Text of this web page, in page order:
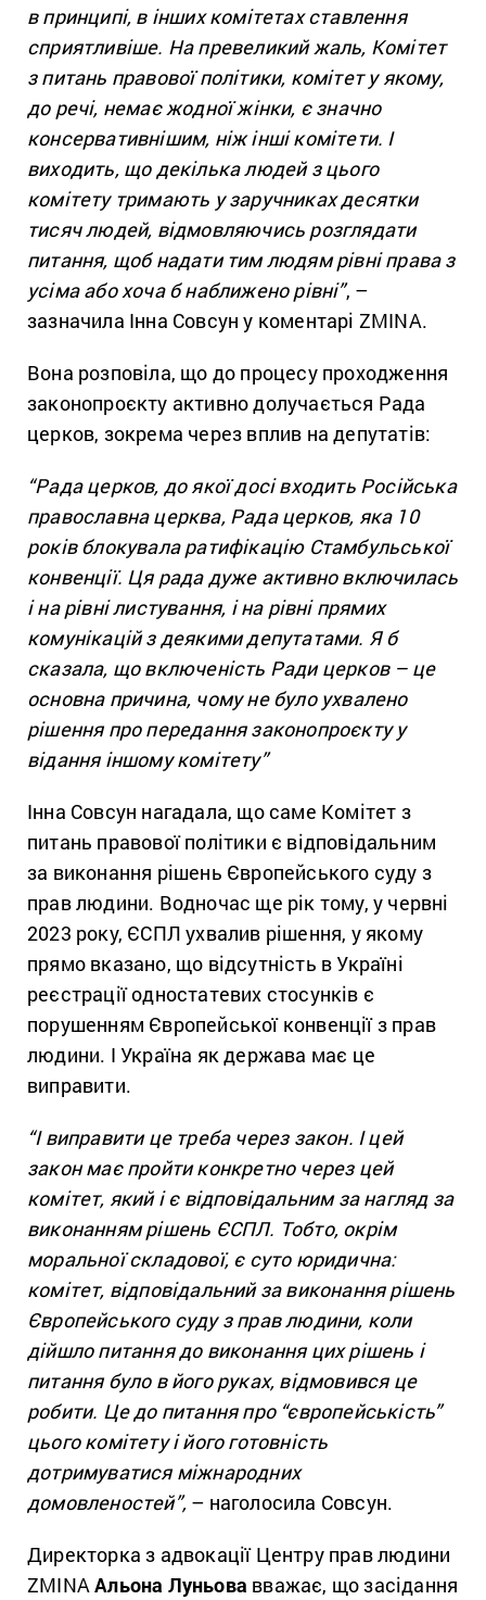
в принципі, в інших комітетах ставлення
сприятливіше. На превеликий жаль, Комітет
з питань правової політики, комітет у якому,
до речі, немає жодної жінки, є значно
консервативнішим, ніж інші комітети. І
виходить, що декілька людей з цього
комітету тримають у заручниках десятки
тисяч людей, відмовляючись розглядати
питання, щоб надати тим людям рівні права з
усіма або хоча б наближено рівні”, –
зазначила Інна Совсун у коментарі ZMINA.
Вона розповіла, що до процесу проходження
законопроєкту активно долучається Рада
церков, зокрема через вплив на депутатів:
“Рада церков, до якої досі входить Російська
православна церква, Рада церков, яка 10
років блокувала ратифікацію Стамбульської
конвенції. Ця рада дуже активно включилась
і на рівні листування, і на рівні прямих
комунікацій з деякими депутатами. Я б
сказала, що включеність Ради церков – це
основна причина, чому не було ухвалено
рішення про передання законопроєкту у
відання іншому комітету”
Інна Совсун нагадала, що саме Комітет з
питань правової політики є відповідальним
за виконання рішень Європейського суду з
прав людини. Водночас ще рік тому, у червні
2023 року, ЄСПЛ ухвалив рішення, у якому
прямо вказано, що відсутність в Україні
реєстрації одностатевих стосунків є
порушенням Європейської конвенції з прав
людини. І Україна як держава має це
виправити.
“І виправити це треба через закон. І цей
закон має пройти конкретно через цей
комітет, який і є відповідальним за нагляд за
виконанням рішень ЄСПЛ. Тобто, окрім
моральної складової, є суто юридична:
комітет, відповідальний за виконання рішень
Європейського суду з прав людини, коли
дійшло питання до виконання цих рішень і
питання було в його руках, відмовився це
робити. Це до питання про “європейськість”
цього комітету і його готовність
дотримуватися міжнародних
домовленостей”, – наголосила Совсун.
Директорка з адвокації Центру прав людини
ZMINAАльона Луньова вважає, що засідання